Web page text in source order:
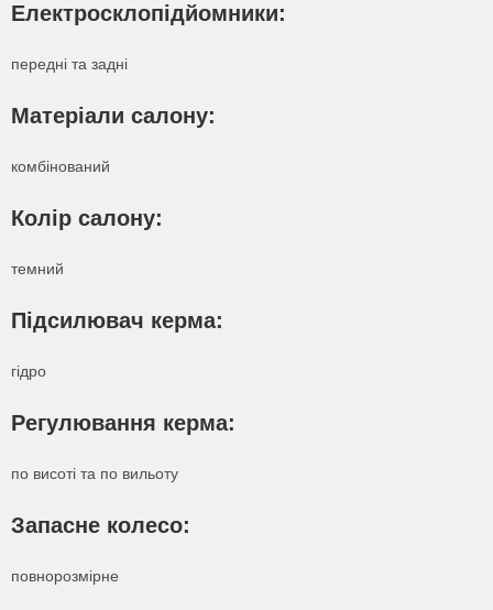
Електросклопідйомники:
передні та задні
Матеріали салону:
комбінований
Колір салону:
темний
Підсилювач керма:
гідро
Регулювання керма:
по висоті та по вильоту
Запасне колесо:
повнорозмірне